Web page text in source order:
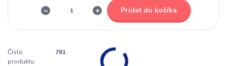
Pridať do košíka
Číslo
produktu:
761